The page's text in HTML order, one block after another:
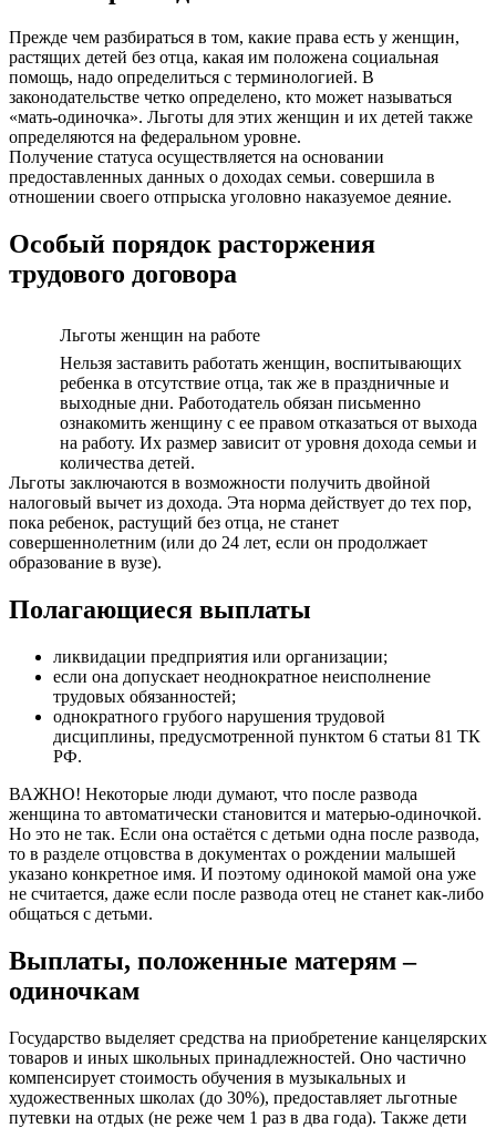
Прежде чем разбираться в том, какие права есть у женщин,
растящих детей без отца, какая им положена социальная
помощь, надо определиться с терминологией. В
законодательстве четко определено, кто может называться
«мать-одиночка». Льготы для этих женщин и их детей также
определяются на федеральном уровне.
Получение статуса осуществляется на основании
предоставленных данных о доходах семьи. совершила в
отношении своего отпрыска уголовно наказуемое деяние.
Особый порядок расторжения
трудового договора
Льготы женщин на работе
Нельзя заставить работать женщин, воспитывающих
ребенка в отсутствие отца, так же в праздничные и
выходные дни. Работодатель обязан письменно
ознакомить женщину с ее правом отказаться от выхода
на работу. Их размер зависит от уровня дохода семьи и
количества детей.
Льготы заключаются в возможности получить двойной
налоговый вычет из дохода. Эта норма действует до тех пор,
пока ребенок, растущий без отца, не станет
совершеннолетним (или до 24 лет, если он продолжает
образование в вузе).
Полагающиеся выплаты
ликвидации предприятия или организации;
если она допускает неоднократное неисполнение
трудовых обязанностей;
однократного грубого нарушения трудовой
дисциплины, предусмотренной пунктом 6 статьи 81 ТК
РФ.
ВАЖНО! Некоторые люди думают, что после развода
женщина то автоматически становится и матерью-одиночкой.
Но это не так. Если она остаётся с детьми одна после развода,
то в разделе отцовства в документах о рождении малышей
указано конкретное имя. И поэтому одинокой мамой она уже
не считается, даже если после развода отец не станет как-либо
общаться с детьми.
Выплаты, положенные матерям –
одиночкам
Государство выделяет средства на приобретение канцелярских
товаров и иных школьных принадлежностей. Оно частично
компенсирует стоимость обучения в музыкальных и
художественных школах (до 30%), предоставляет льготные
путевки на отдых (не реже чем 1 раз в два года). Также дети